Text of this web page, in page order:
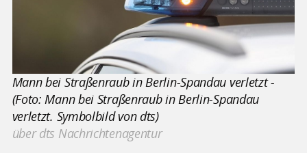
Mann bei Straßenraub in Berlin-Spandau verletzt -
(Foto: Mann bei Straßenraub in Berlin-Spandau
verletzt. Symbolbild von dts)
über dts Nachrichtenagentur